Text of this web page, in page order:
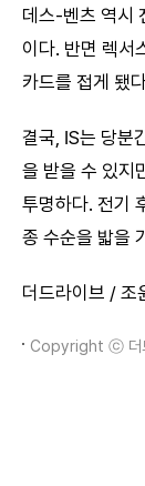
데스-벤츠 역시
이다. 반면 렉서
카드를 접게 됐
결국, IS는 당분
을 받을 수 있지
투명하다. 전기
종 수순을 밟을
더드라이브 /
Copyright ⓒ 더드